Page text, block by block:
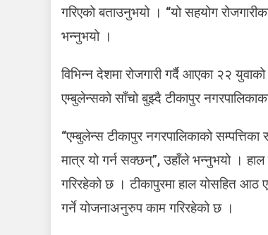
गरिएको बताउनुभयो । “यो सहयोग
भन्नुभयो ।
विभिन्न देशमा रोजगारी गर्दै आएका २२
एम्बुलेन्सको साँचो बुझ्दै टीकापुर
“एम्बुलेन्स टीकापुर नगरपालिकाको
मात्र यो गर्न सक्छन्”, उहाँले भन्नुभयो ।
गरिरहेको छ । टीकापुरमा हाल योसहित
गर्ने योजनाअनुरुप काम गरिरहेको छ ।